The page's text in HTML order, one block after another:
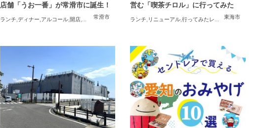
常滑市
店舗「うお一番」が常滑市に誕生！
ランチ,ディナー,アルコール,開店,まちネタ 東海市
営む「喫茶チロル」に行ってみた
ランチ, リニューアル,行ってみたレポ 夫婦,おひとりさま